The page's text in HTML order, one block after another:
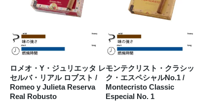
ロメオ・Y・ジュリエッタ レ
セルバ・リアル ロブスト /
Romeo y Julieta Reserva
Real Robusto
モンテクリスト・クラシッ
ク・エスペシャルNo.1 /
Montecristo Classic
Especial No. 1